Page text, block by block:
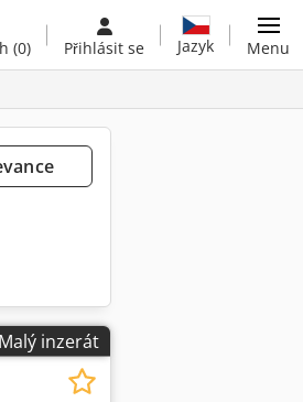
(0) Přihlásit se Jazyk Menu
Malý inzerát